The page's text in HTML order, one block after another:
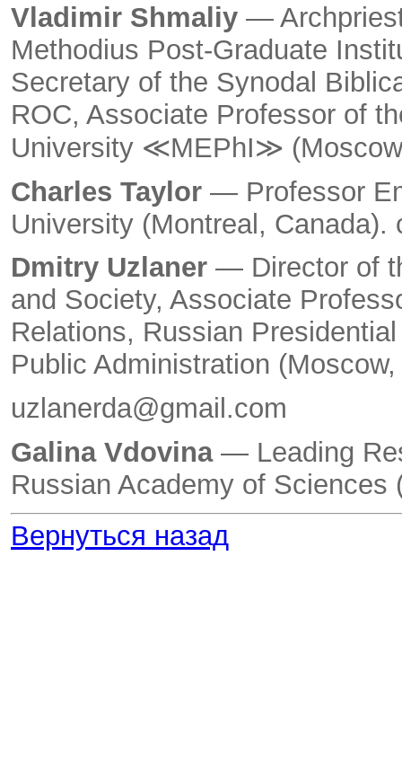
Vladimir Shmaliy —
Methodius Post-Graduate
Secretary of the Synodal
ROC, Associate Professor of
University ≪MEPhI≫
Charles Taylor — Professor
University (Montreal, Canada).
Dmitry Uzlaner — Director of
and Society, Associate
Relations, Russian
Public Administration
uzlanerda@gmail.com
Galina Vdovina— Leading
Russian Academy of
Вернуться назад